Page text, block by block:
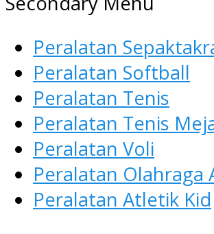
Peralatan
Peralatan Softball
Peralatan Tenis
Peralatan Tenis
Peralatan Voli
Peralatan Olahraga
Peralatan Atletik Kid